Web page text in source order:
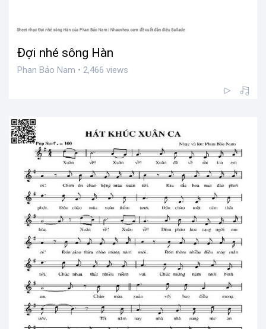
Đợi nhé sông Hàn
Phan Bảo Nam • 2,466 views